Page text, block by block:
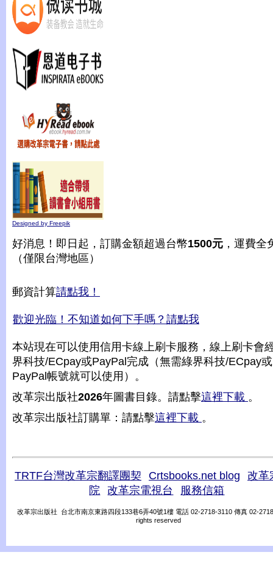
Designed by Freepik
好消息！即日起，訂購金額超過台幣1500元 ，運費全
（僅限台灣地區）
郵資計算請點我！
歡迎光臨！不知道如何下手嗎？請點我
本站現在可以使用信用卡線上刷卡服務，線上刷卡會
界科技/ECpay或PayPal完成（無需綠界科技/ECpay或
PayPal帳號就可以使用）。
改革宗出版社2026年圖書目錄。請點擊這裡下載 。
改革宗出版社訂購單：請點擊這裡下載 。
TRTF台灣改革宗翻譯團契 Crtsbooks.net blog
改革
院
改革宗電視台 服務信箱
改革宗出版社 台北市南京東路四段133巷6弄40號1樓 電話 02-2718-3110 傳真 02-
rights reserved